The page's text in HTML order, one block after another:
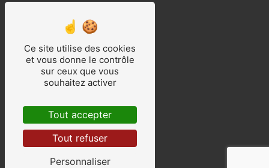
Ce site utilise des cookies
et vous donne le contrôle
sur ceux que vous
souhaitez activer
Tout accepter
Tout refuser
Personnaliser